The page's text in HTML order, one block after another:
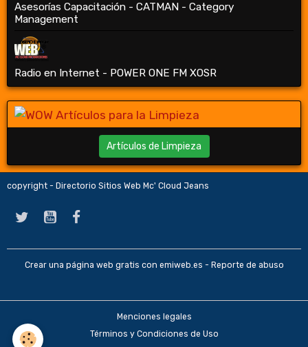
Asesorías Capacitación - CATMAN - Category
Management
Radio en Internet - POWER ONE FM XOSR
Artículos de Limpieza
copyright - Directorio Sitios Web Mc' Cloud Jeans
Crear una página web gratis con emiweb.es - Reporte de abuso
Menciones legales
Términos y Condiciones de Uso